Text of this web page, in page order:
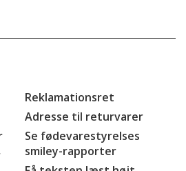
Reklamationsret
Adresse til returvarer
Se fødevarestyrelses
smiley-rapporter